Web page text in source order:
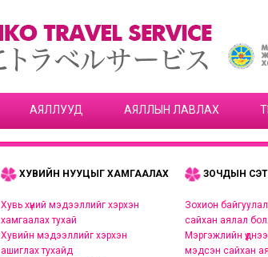
АЯЛЛУУД АЯЛЛЫН ЛАВЛАХ
ХУВИЙН НУУЦЫГ ХАМГААЛАХ
Хувь хүний мэдээллийг хэрхэн
хамгаалах тухай
Хувийн мэдээллийг хэрхэн
ашиглах тухайд
ЗОЧДЫН
Зохион
сайхан аялал
Мэргэжлийн
мэдсэн сайхан